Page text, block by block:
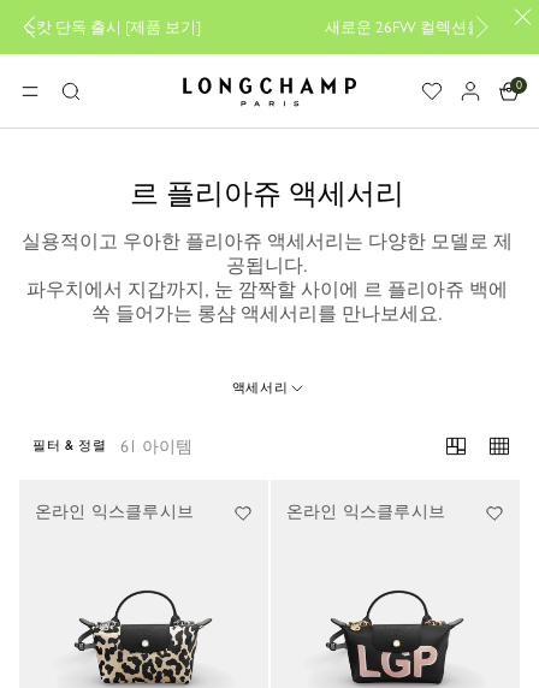
기] 새로운 26FW 컬렉션을 만나보세요[알아보기]
메뉴
검
색
롱샴 - 홈
0
르 플리아쥬 액세서리
실용적이고 우아한 플리아쥬 액세서리는 다양한 모델로 제
공됩니다.
파우치에서 지갑까지, 눈 깜짝할 사이에 르 플리아쥬 백에
쏙 들어가는 롱샴 액세서리를 만나보세요.
액세서리
61 아이템
필터 & 정렬
온라인 익스클루시브 온라인 익스클루시브